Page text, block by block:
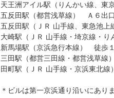
天王洲アイル駅（りんかい線、
五反田駅（都営浅草線） Ａ６出
五反田駅（ＪＲ 山手線、東急池
大崎駅（ＪＲ 山手線・埼京線・
新馬場駅（京浜急行本線） 徒歩
三田駅（都営三田線・都営浅草
田町駅（ＪＲ 山手線・京浜東北
＊ビルは第一京浜通り沿いにありま